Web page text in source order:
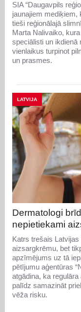
SIA “Daugavpils
jaunajiem mediķiem,
tieši reģionālajā
Marta Nalivaiko,
speciālisti un ikdienā
vienlaikus turpinot
un prasmes.
LATVIJA
Dermatologi
nepietiekami
Katrs trešais
aizsargkrēmu, bet
apzīmējums uz tā
pētījumu aģentūras
atgādina, ka
palīdz samazināt
vēža risku.